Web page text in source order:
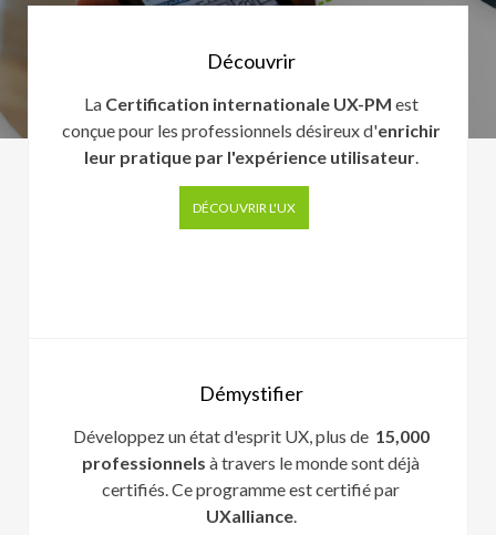
Découvrir
La Certification internationale UX-PM est
conçue pour les professionnels désireux d'enrichir
leur pratique par l'expérience utilisateur.
DÉCOUVRIR L'UX
Démystifier
Développez un état d'esprit UX, plus de 15,000
professionnels à travers le monde sont déjà
certifiés. Ce programme est certifié par
UXalliance.